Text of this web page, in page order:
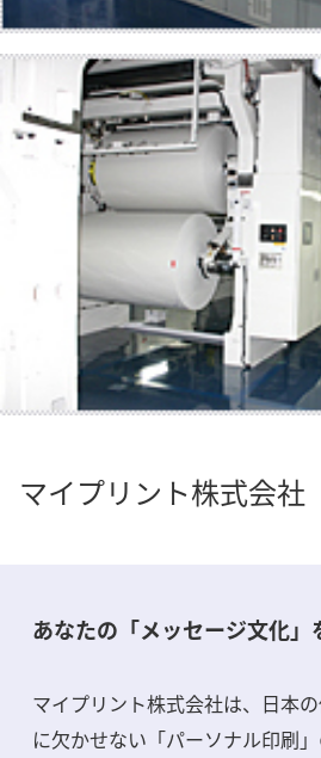
マイプリント株式会社
あなたの「メッセージ文化」
マイプリント株式会社は、日本
に欠かせない「パーソナル印刷